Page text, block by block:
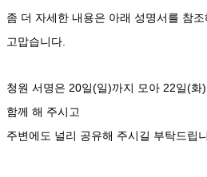
좀 더 자세한 내용은 아래 성명서를 참조
고맙습니다
청원 서명은 20일(일)까지 모아 22일(화)
함께 해 주시고
주변에도 널리 공유해 주시길 부탁드립